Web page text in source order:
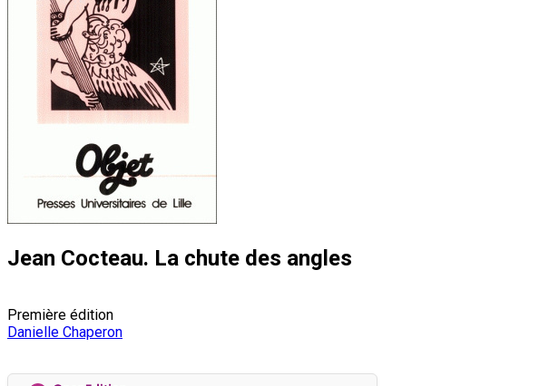
Jean Cocteau. La chute des angles
Première édition
Danielle Chaperon